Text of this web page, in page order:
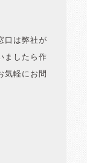
口は弊社が
ましたら作
気軽にお問